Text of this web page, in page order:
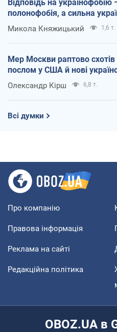
Відповідь на українофобію
полонофобія, а сильна
Микола Княжицький 1,6 т.
Мер Москви раптово
послом у США й нові
Олександр Кірш 6,8 т.
Всі думки
Про компанію
Правова інформація
Реклама на сайті
Редакційна політика
OBOZ.UA в